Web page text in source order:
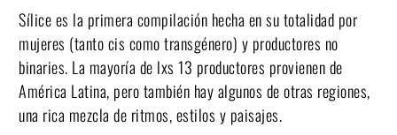
Sílice es la primera compilación hecha en su totalidad por
mujeres (tanto cis como transgénero) y productores no
binaries. La mayoría de lxs 13 productores provienen de
América Latina, pero también hay algunos de otras regiones,
una rica mezcla de ritmos, estilos y paisajes.